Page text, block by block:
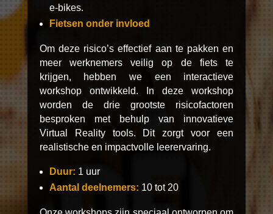
e-bikes.
Fietsen onder invloed
Om deze risico’s effectief aan te pakken en
meer werknemers veilig op de fiets te
krijgen, hebben we een interactieve
workshop ontwikkeld. In deze workshop
worden de drie grootste risicofactoren
besproken met behulp van innovatieve
Virtual Reality tools. Dit zorgt voor een
realistische en impactvolle leerervaring.
Duur: 1 uur
Aantal deelnemers: 10 tot 20